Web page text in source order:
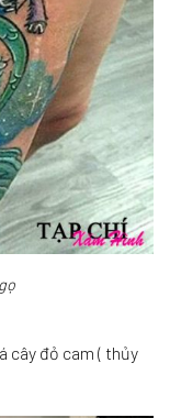
cây đỏ cam ( thủy